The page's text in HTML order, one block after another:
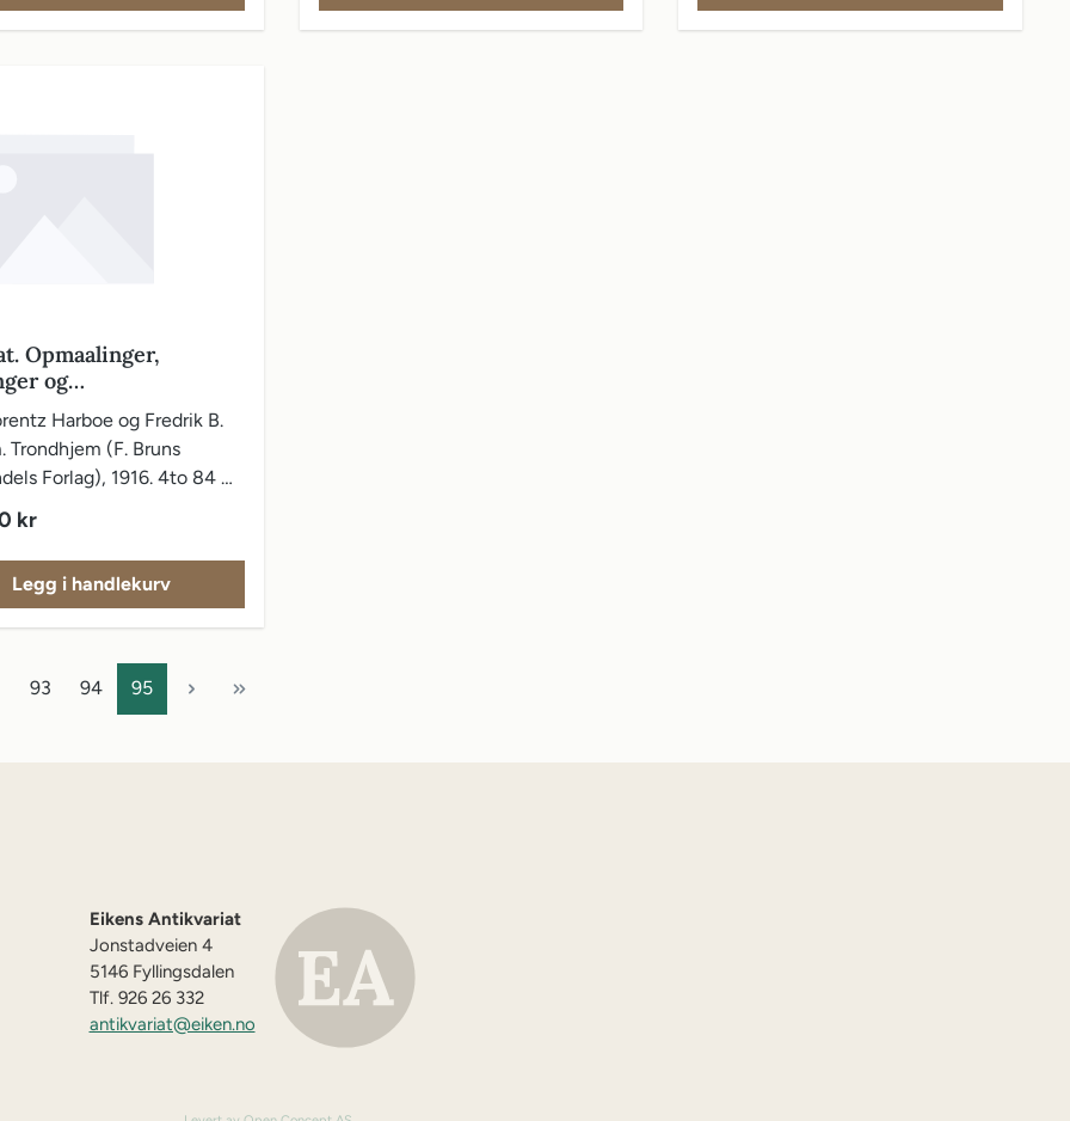
Opmaalinger,
og
samt en
Østraats historie
Harboe og Fredrik B.
Trondhjem (F. Bruns
Forlag), 1916. 4to 84 +
med illustrasjoner:
brand.
kr
Legg i handlekurv
Side
93 Side
94 Side
95
Eikens Antikvariat
Jonstadveien 4
5146 Fyllingsdalen
Tlf. 926 26 332
antikvariat@eiken.no